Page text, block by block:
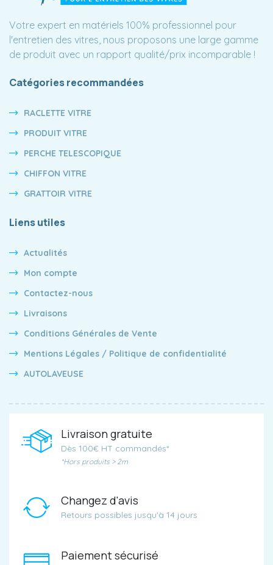
Votre expert en matériels 100% professionnel pour
l'entretien des vitres, nous proposons une large gamme
de produit avec un rapport qualité/prix incomparable !
Catégories recommandées
RACLETTE VITRE
PRODUIT VITRE
PERCHE TELESCOPIQUE
CHIFFON VITRE
GRATTOIR VITRE
Liens utiles
Actualités
Mon compte
Contactez-nous
Livraisons
Conditions Générales de Vente
Mentions Légales / Politique de confidentialité
AUTOLAVEUSE
Livraison gratuite
Dès 100€ HT commandés*
*Hors produits > 2m
Changez d'avis
Retours possibles jusqu'à 14 jours
Paiement sécurisé